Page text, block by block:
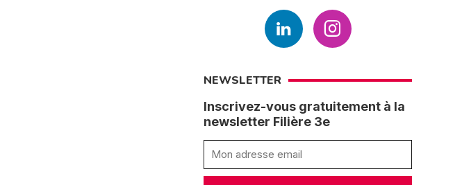
NEWSLETTER
Inscrivez-vous gratuitement à la
newsletter Filière 3e